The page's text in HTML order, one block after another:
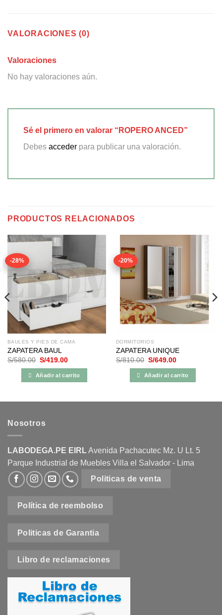
VALORACIONES (0)
Valoraciones
No hay valoraciones aún.
Sé el primero en valorar “ROPERO ANCED”
Debes acceder para publicar una valoración.
PRODUCTOS RELACIONADOS
-28%
BAULES Y PIES DE CAMA
ZAPATERA BAUL
S/580.00 El
original
era:
S/419.00El
actual
es:
Añadir al carrito
-20%
DORMITORIOS
ZAPATERA UNIQUE
S/810.00 El
original
era:
S/649.00El
actual
es:
Añadir al carrito
Nosotros
LABODEGA.PE EIRLAvenida Pachacutec Mz. U Lt. 5
Parque Industrial de Muebles Villa el Salvador - Lima
Politicas de venta
Política de reembolso
Politicas de Garantia
Libro de reclamaciones